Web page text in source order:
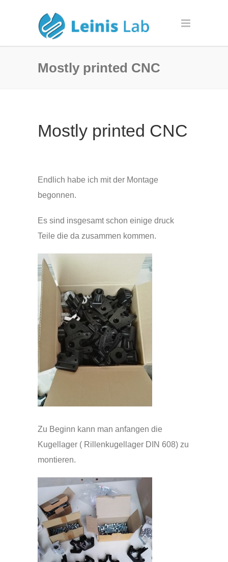
Mostly printed CNC
Mostly printed CNC
Endlich habe ich mit der Montage
begonnen.
Es sind insgesamt schon einige druck
Teile die da zusammen kommen.
Zu Beginn kann man anfangen die
Kugellager ( Rillenkugellager DIN 608) zu
montieren.